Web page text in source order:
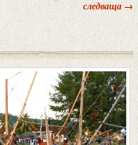
следваща →